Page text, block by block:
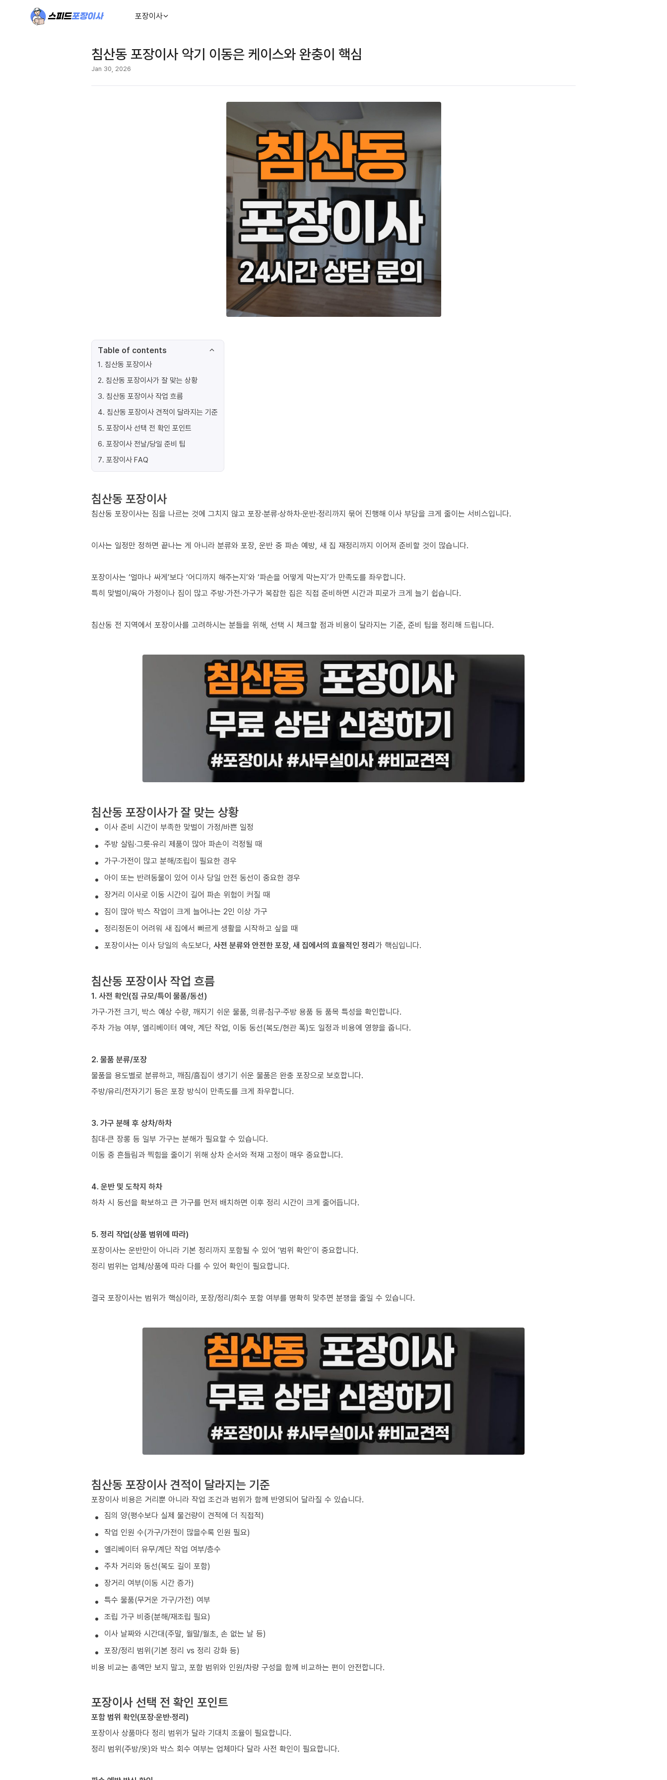
포장이사
침산동 포장이사 악기 이동은 케이스와 완충이 핵심
Jan 30, 2026
Table of contents
1. 침산동 포장이사
2. 침산동 포장이사가 잘 맞는 상황
3. 침산동 포장이사 작업 흐름
4. 침산동 포장이사 견적이 달라지는 기준
5. 포장이사 선택 전 확인 포인트
6. 포장이사 전날/당일 준비 팁
7. 포장이사 FAQ
침산동 포장이사
침산동 포장이사는 짐을 나르는 것에 그치지 않고 포장·분류·상하차·운반·정리까지 묶어 진행해 이사 부담을 크게 줄이는 서비스입니다.
이사는 일정만 정하면 끝나는 게 아니라 분류와 포장, 운반 중 파손 예방, 새 집 재정리까지 이어져 준비할 것이 많습니다.
포장이사는 ‘얼마나 싸게’보다 ‘어디까지 해주는지’와 ‘파손을 어떻게 막는지’가 만족도를 좌우합니다.
특히 맞벌이/육아 가정이나 짐이 많고 주방·가전·가구가 복잡한 집은 직접 준비하면 시간과 피로가 크게 늘기 쉽습니다.
침산동 전 지역에서 포장이사를 고려하시는 분들을 위해, 선택 시 체크할 점과 비용이 달라지는 기준, 준비 팁을 정리해 드립니다.
침산동 포장이사가 잘 맞는 상황
이사 준비 시간이 부족한 맞벌이 가정/바쁜 일정
주방 살림·그릇·유리 제품이 많아 파손이 걱정될 때
가구·가전이 많고 분해/조립이 필요한 경우
아이 또는 반려동물이 있어 이사 당일 안전 동선이 중요한 경우
장거리 이사로 이동 시간이 길어 파손 위험이 커질 때
짐이 많아 박스 작업이 크게 늘어나는 2인 이상 가구
정리정돈이 어려워 새 집에서 빠르게 생활을 시작하고 싶을 때
포장이사는 이사 당일의 속도보다, 사전 분류와 안전한 포장, 새 집에서의 효율적인 정리가 핵심입니다.
침산동 포장이사 작업 흐름
1. 사전 확인(짐 규모/특이 물품/동선)
가구·가전 크기, 박스 예상 수량, 깨지기 쉬운 물품, 의류·침구·주방 용품 등 품목 특성을 확인합니다.
주차 가능 여부, 엘리베이터 예약, 계단 작업, 이동 동선(복도/현관 폭)도 일정과 비용에 영향을 줍니다.
2. 물품 분류/포장
물품을 용도별로 분류하고, 깨짐/흠집이 생기기 쉬운 물품은 완충 포장으로 보호합니다.
주방/유리/전자기기 등은 포장 방식이 만족도를 크게 좌우합니다.
3. 가구 분해 후 상차/하차
침대·큰 장롱 등 일부 가구는 분해가 필요할 수 있습니다.
이동 중 흔들림과 찍힘을 줄이기 위해 상차 순서와 적재 고정이 매우 중요합니다.
4. 운반 및 도착지 하차
하차 시 동선을 확보하고 큰 가구를 먼저 배치하면 이후 정리 시간이 크게 줄어듭니다.
5. 정리 작업(상품 범위에 따라)
포장이사는 운반만이 아니라 기본 정리까지 포함될 수 있어 ‘범위 확인’이 중요합니다.
정리 범위는 업체/상품에 따라 다를 수 있어 확인이 필요합니다.
결국 포장이사는 범위가 핵심이라, 포장/정리/회수 포함 여부를 명확히 맞추면 분쟁을 줄일 수 있습니다.
침산동 포장이사 견적이 달라지는 기준
포장이사 비용은 거리뿐 아니라 작업 조건과 범위가 함께 반영되어 달라질 수 있습니다.
짐의 양(평수보다 실제 물건량이 견적에 더 직접적)
작업 인원 수(가구/가전이 많을수록 인원 필요)
엘리베이터 유무/계단 작업 여부/층수
주차 거리와 동선(복도 길이 포함)
장거리 여부(이동 시간 증가)
특수 물품(무거운 가구/가전) 여부
조립 가구 비중(분해/재조립 필요)
이사 날짜와 시간대(주말, 월말/월초, 손 없는 날 등)
포장/정리 범위(기본 정리 vs 정리 강화 등)
비용 비교는 총액만 보지 말고, 포함 범위와 인원/차량 구성을 함께 비교하는 편이 안전합니다.
포장이사 선택 전 확인 포인트
포함 범위 확인(포장·운반·정리)
포장이사 상품마다 정리 범위가 달라 기대치 조율이 필요합니다.
정리 범위(주방/옷)와 박스 회수 여부는 업체마다 달라 사전 확인이 필요합니다.